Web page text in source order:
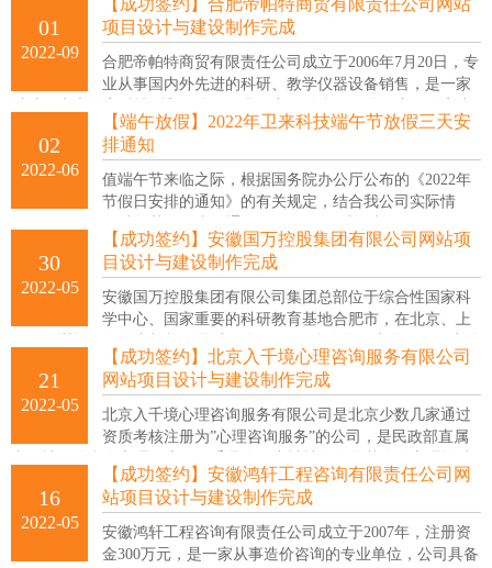
01
2022-09
【成功签约】合肥帝帕特商贸有限责任公司网站
项目设计与建设制作完成
合肥帝帕特商贸有限责任公司成立于2006年7月20日，专
业从事国内外先进的科研、教学仪器设备销售，是一家
02
2022-06
【端午放假】2022年卫来科技端午节放假三天安
排通知
值端午节来临之际，根据国务院办公厅公布的《2022年
节假日安排的通知》的有关规定，结合我公司实际情
日-2022年6月5日共3天，特此通知！
30
2022-05
【成功签约】安徽国万控股集团有限公司网站项
目设计与建设制作完成
安徽国万控股集团有限公司集团总部位于综合性国家科
学中心、国家重要的科研教育基地合肥市，在北京、上
产业投资为主的投资控股集团公司。
21
2022-05
【成功签约】北京入千境心理咨询服务有限公司
网站项目设计与建设制作完成
北京入千境心理咨询服务有限公司是北京少数几家通过
资质考核注册为”心理咨询服务”的公司，是民政部直属
基金会执行机构。
16
2022-05
【成功签约】安徽鸿轩工程咨询有限责任公司网
站项目设计与建设制作完成
安徽鸿轩工程咨询有限责任公司成立于2007年，注册资
金300万元，是一家从事造价咨询的专业单位，公司具备